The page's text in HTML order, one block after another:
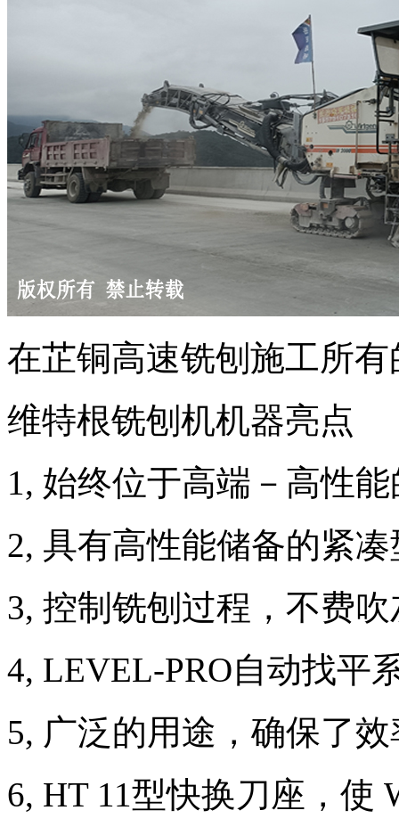
在芷铜高速铣刨施工所
维特根铣刨机机器亮点
1, 始终位于高端－高性
2, 具有高性能储备的紧
3, 控制铣刨过程，不费
4, LEVEL-PRO自动找平
5, 广泛的用途，确保了效
6, HT 11型快换刀座，使